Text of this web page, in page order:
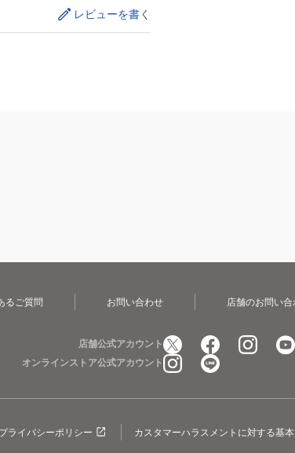
レビューを書く
るご質問 お問い合わせ 店舗のお問い合
店舗公式アカウント
オンラインストア公式アカウント
ライバシーポリシー カスタマーハラスメントに対する基